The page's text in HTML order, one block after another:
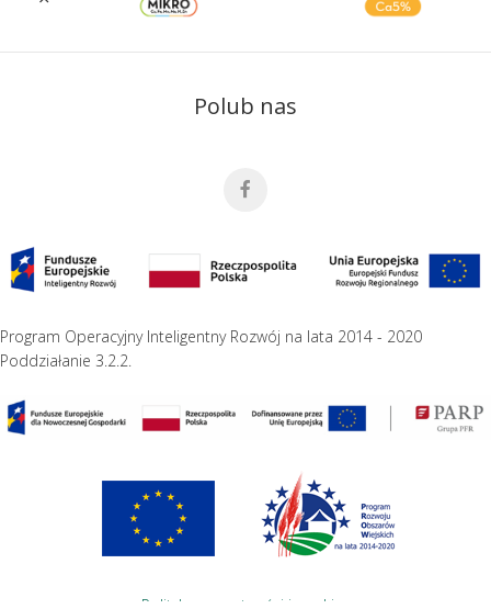
Polub nas
Program Operacyjny Inteligentny Rozwój na lata 2014 - 2020
Poddziałanie 3.2.2.